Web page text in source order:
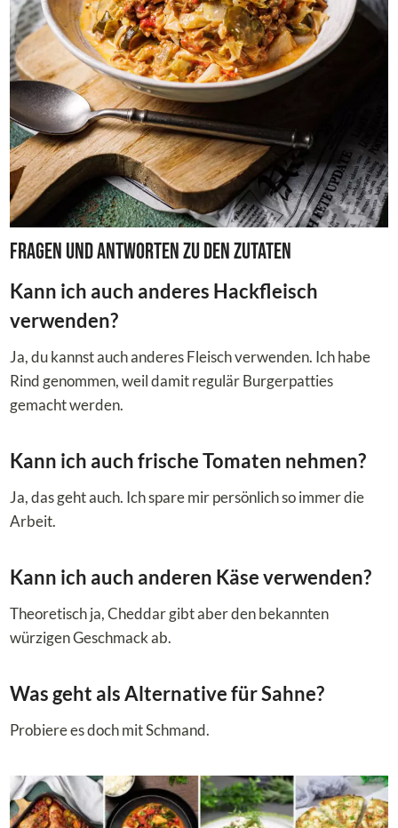
Fragen und Antworten zu den Zutaten
Kann ich auch anderes Hackfleisch
verwenden?
Ja, du kannst auch anderes Fleisch verwenden. Ich habe
Rind genommen, weil damit regulär Burgerpatties
gemacht werden.
Kann ich auch frische Tomaten nehmen?
Ja, das geht auch. Ich spare mir persönlich so immer die
Arbeit.
Kann ich auch anderen Käse verwenden?
Theoretisch ja, Cheddar gibt aber den bekannten
würzigen Geschmack ab.
Was geht als Alternative für Sahne?
Probiere es doch mit Schmand.